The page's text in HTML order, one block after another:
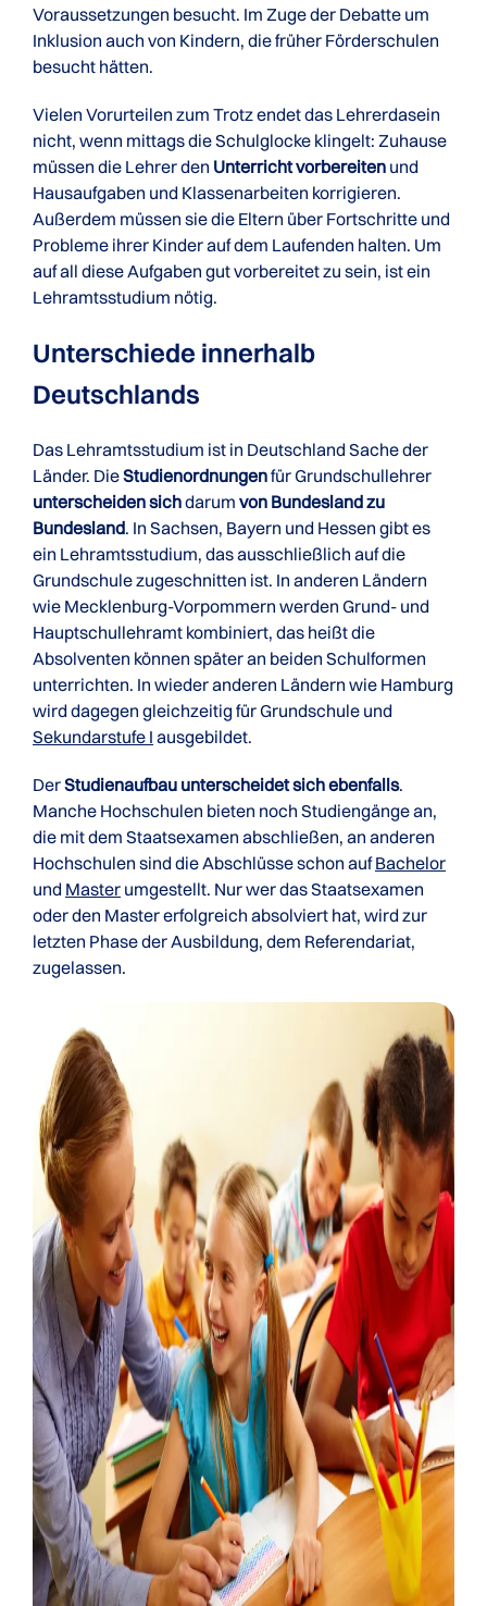
Voraussetzungen besucht. Im Zuge der Debatte um
Inklusion auch von Kindern, die früher Förderschulen
besucht hätten.
Vielen Vorurteilen zum Trotz endet das Lehrerdasein
nicht, wenn mittags die Schulglocke klingelt: Zuhause
müssen die Lehrer den Unterricht vorbereiten und
Hausaufgaben und Klassenarbeiten korrigieren.
Außerdem müssen sie die Eltern über Fortschritte und
Probleme ihrer Kinder auf dem Laufenden halten. Um
auf all diese Aufgaben gut vorbereitet zu sein, ist ein
Lehramtsstudium nötig.
Unterschiede innerhalb
Deutschlands
Das Lehramtsstudium ist in Deutschland Sache der
Länder. DieStudienordnungenfür Grundschullehrer
unterscheiden sichdarum von Bundesland zu
Bundesland. In Sachsen, Bayern und Hessen gibt es
ein Lehramtsstudium, das ausschließlich auf die
Grundschule zugeschnitten ist. In anderen Ländern
wie Mecklenburg-Vorpommern werden Grund- und
Hauptschullehramt kombiniert, das heißt die
Absolventen können später an beiden Schulformen
unterrichten. In wieder anderen Ländern wie Hamburg
wird dagegen gleichzeitig für Grundschule und
Sekundarstufe I ausgebildet.
DerStudienaufbau unterscheidet sich ebenfalls.
Manche Hochschulen bieten noch Studiengänge an,
die mit dem Staatsexamen abschließen, an anderen
Hochschulen sind die Abschlüsse schon aufBachelor
und Master umgestellt. Nur wer das Staatsexamen
oder den Master erfolgreich absolviert hat, wird zur
letzten Phase der Ausbildung, dem Referendariat,
zugelassen.